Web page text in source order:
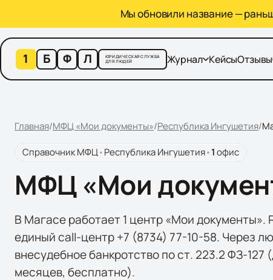
Мы обновили название —
1 Б Ф Л
ЮРИДИЧЕСКАЯ СЛУЖБА
ДЛЯ ЛЮДЕЙ
Журнал КейсыОтзывы
Главная/МФЦ «Мои документы»/Республика Ингушетия/
Справочник МФЦ•Республика Ингушетия•1офис
МФЦ «Мои
В Магасе работает 1 центр «Мои
единый call-центр +7 (8734) 77-10-58. Через
внесудебное банкротство по ст. 223.2 ФЗ-
месяцев, бесплатно).